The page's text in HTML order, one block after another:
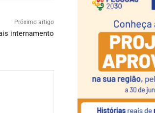
Próximo artigo
internamento